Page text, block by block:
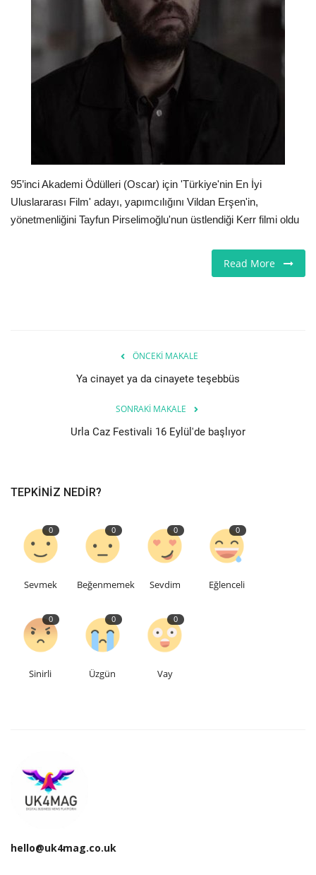
Pazaryeri
Kültür - Sanat
İletişim
Dilim
English Turkish
95’inci Akademi Ödülleri (Oscar) için 'Türkiye'nin En İyi
Uluslararası Film' adayı, yapımcılığını Vildan Erşen'in,
yönetmenliğini Tayfun Pirselimoğlu'nun üstlendiği Kerr filmi oldu
Read More
ÖNCEKI MAKALE
Ya cinayet ya da cinayete teşebbüs
SONRAKI MAKALE
Urla Caz Festivali 16 Eylül'de başlıyor
TEPKINIZ NEDIR?
0
Sevmek
0
Beğenmemek
0
Sevdim
0
Eğlenceli
0
Sinirli
0
Üzgün
0
Vay
hello@uk4mag.co.uk